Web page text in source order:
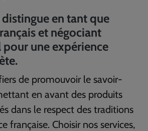
distingue en tant que
et négociant
une expérience
de promouvoir le savoir-
en avant des produits
dans le respect des traditions
française. Choisir nos services,